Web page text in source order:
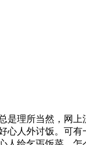
是理所当然，网
心人外讨饭。可